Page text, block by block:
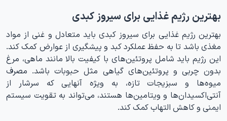
بهترین رژیم غذایی برای سیروز کبدی
بهترین رژیم غذایی برای سیروز کبدی باید متعادل و غنی از مواد
مغذی باشد تا به حفظ عملکرد کبد و پیشگیری از عوارض کمک کند.
این رژیم باید شامل پروتئین‌های با کیفیت بالا مانند ماهی، مرغ
بدون چربی و پروتئین‌های گیاهی مثل حبوبات باشد. مصرف
میوه‌ها و سبزیجات تازه، به ویژه آنهایی که سرشار از
آنتی‌اکسیدان‌ها و ویتامین‌ها هستند، می‌تواند به تقویت سیستم
ایمنی و کاهش التهاب کمک کند.